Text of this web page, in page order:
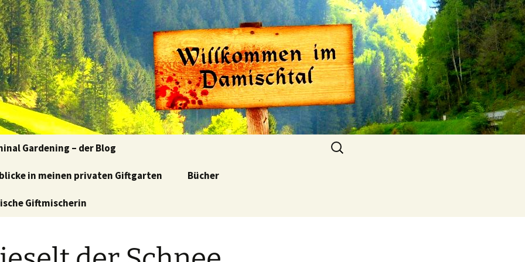
im Damischtal
kriminelle Lesereise von Klaudia Blasl
Gardening – der Blog
Blumen, böse
in meinen privaten Giftgarten Bücher
Giftmischerin
Suchen
nach: